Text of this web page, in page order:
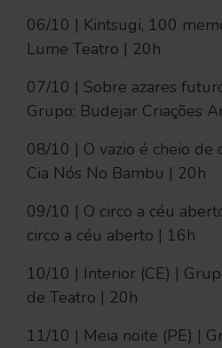
06/10 | Kintsugi, 100
Lume Teatro | 20h
07/10 | Sobre azares
Grupo: Budejar Criações
08/10 | O vazio é cheio de
Cia Nós No Bambu | 20h
09/10 | O circo a céu
circo a céu aberto | 16h
10/10 | Interior (CE) |
de Teatro | 20h
11/10 | Meia noite (PE) |